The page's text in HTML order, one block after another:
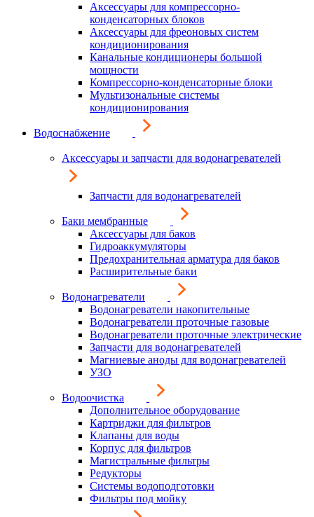
Аксессуары для компрессорно-
конденсаторных блоков
Аксессуары для фреоновых систем
кондиционирования
Канальные кондиционеры большой
мощности
Компрессорно-конденсаторные блоки
Мультизональные системы
кондиционирования
Водоснабжение
Аксессуары и запчасти для водонагревателей
Запчасти для водонагревателей
Баки мембранные
Аксессуары для баков
Гидроаккумуляторы
Предохранительная арматура для баков
Расширительные баки
Водонагреватели
Водонагреватели накопительные
Водонагреватели проточные газовые
Водонагреватели проточные электрические
Запчасти для водонагревателей
Магниевые аноды для водонагревателей
УЗО
Водоочистка
Дополнительное оборудование
Картриджи для фильтров
Клапаны для воды
Корпус для фильтров
Магистральные фильтры
Редукторы
Системы водоподготовки
Фильтры под мойку